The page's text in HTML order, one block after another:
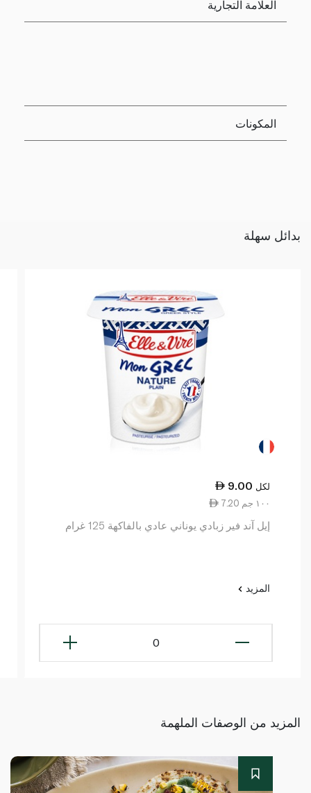
العلامة التجارية
المكونات
بدائل سهلة
9.00 لكل
7.20 ١٠٠ جم
إيل آند فير زبادي يوناني عادي بالفاكهة 125 غرام
المزيد
0
المزيد من الوصفات الملهمة